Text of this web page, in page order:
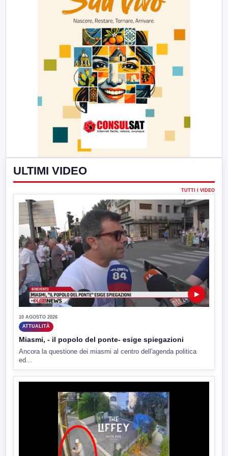
ULTIMI VIDEO
TUTTI I VIDEO
▶
10 AGOSTO 2026
ATTUALITÀ
Miasmi, - il popolo del ponte- esige spiegazioni
Ancora la questione dei miasmi al centro dell'agenda politica
ed...